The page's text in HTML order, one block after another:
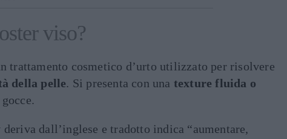
viso?
trattamento cosmetico d’urto utilizzato per risolvere
della pelle. Si presenta con una texture fluida o
deriva dall’inglese e tradotto indica “aumentare,